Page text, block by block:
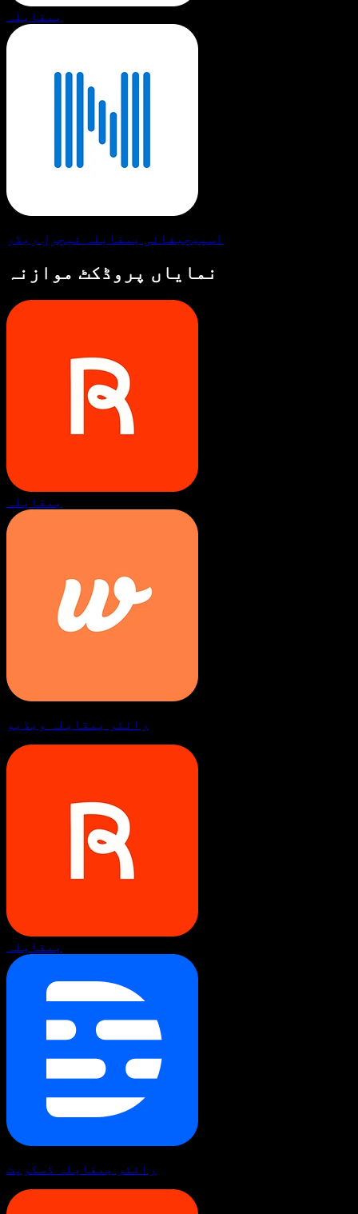
بمقابلہ
اسپیچیفائی بمقابلہ نیچرل ریڈر
نمایاں پروڈکٹ موازنہ
بمقابلہ
رائٹر بمقابلہ ویڈیو
بمقابلہ
رائٹر بمقابلہ ڈسکرپٹ